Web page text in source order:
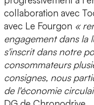
collaboration avec
avec Le Fourgon «
engagement dans la
s'inscrit dans notre
consommateurs
consignes, nous
de l'économie